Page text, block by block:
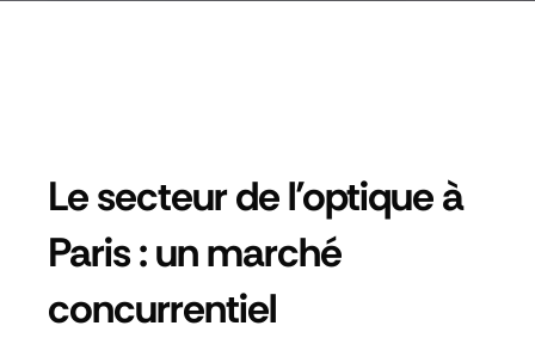
Le secteur de l’optique à
Paris : un marché
concurrentiel